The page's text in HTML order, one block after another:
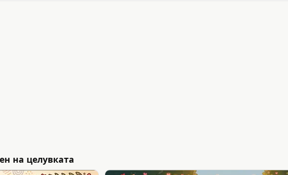
на целувката